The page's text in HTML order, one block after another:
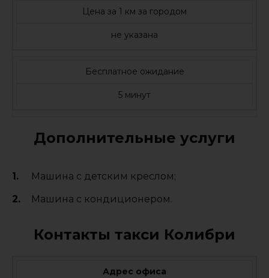
Цена за 1 км за городом
не указана
Бесплатное ожидание
5 минут
Дополнительные услуги
Машина с детским креслом;
Машина с кондиционером.
Контакты такси Колибри
Адрес офиса